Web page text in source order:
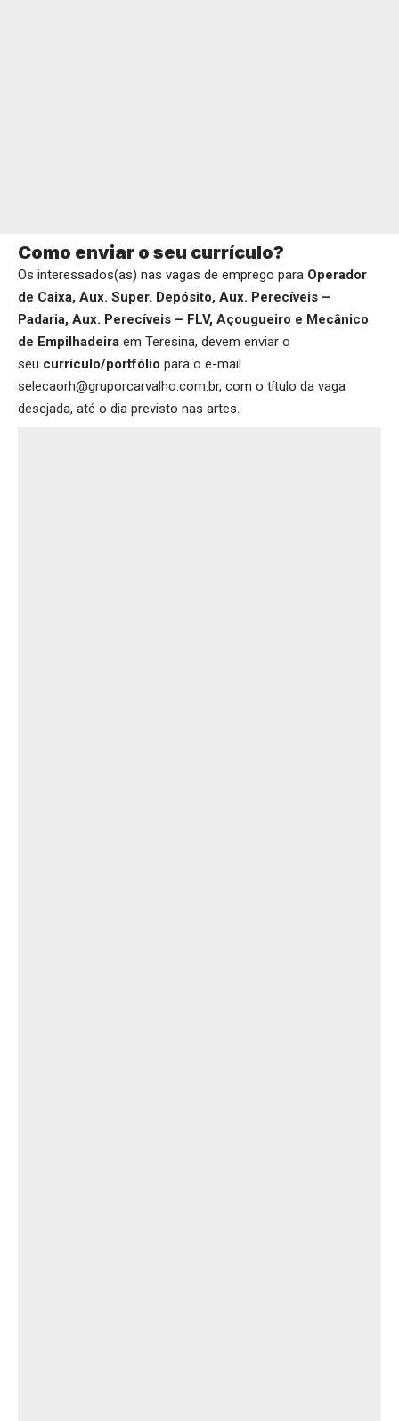
Como enviar o seu currículo?
Os interessados(as) nas vagas de emprego para Operador
de Caixa, Aux. Super. Depósito, Aux. Perecíveis –
Padaria, Aux. Perecíveis – FLV, Açougueiro e Mecânico
de Empilhadeira em Teresina, devem enviar o
seu currículo/portfólio para o e-mail
selecaorh@gruporcarvalho.com.br, com o título da vaga
desejada, até o dia previsto nas artes.